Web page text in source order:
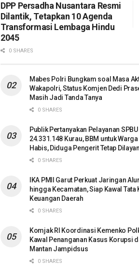
DPP Persadha Nusantara Resmi
Dilantik, Tetapkan 10 Agenda
Transformasi Lembaga Hindu
2045
0 SHARES
Mabes Polri Bungkam soal Masa
Wakapolri, Status Komjen Dedi
Masih Jadi Tanda Tanya
0 SHARES
Publik Pertanyakan Pelayanan SPBU
24.331.148 Kurau, BBM untuk
Habis, Diduga Pengerit Tetap
0 SHARES
IKA PMII Garut Perkuat Jaringan
hingga Kecamatan, Siap Kawal Tata
Keuangan Daerah
0 SHARES
Komjak RI Koordinasi Kemenko
Kawal Penanganan Kasus Korupsi
Mantan Jampidsus
0 SHARES